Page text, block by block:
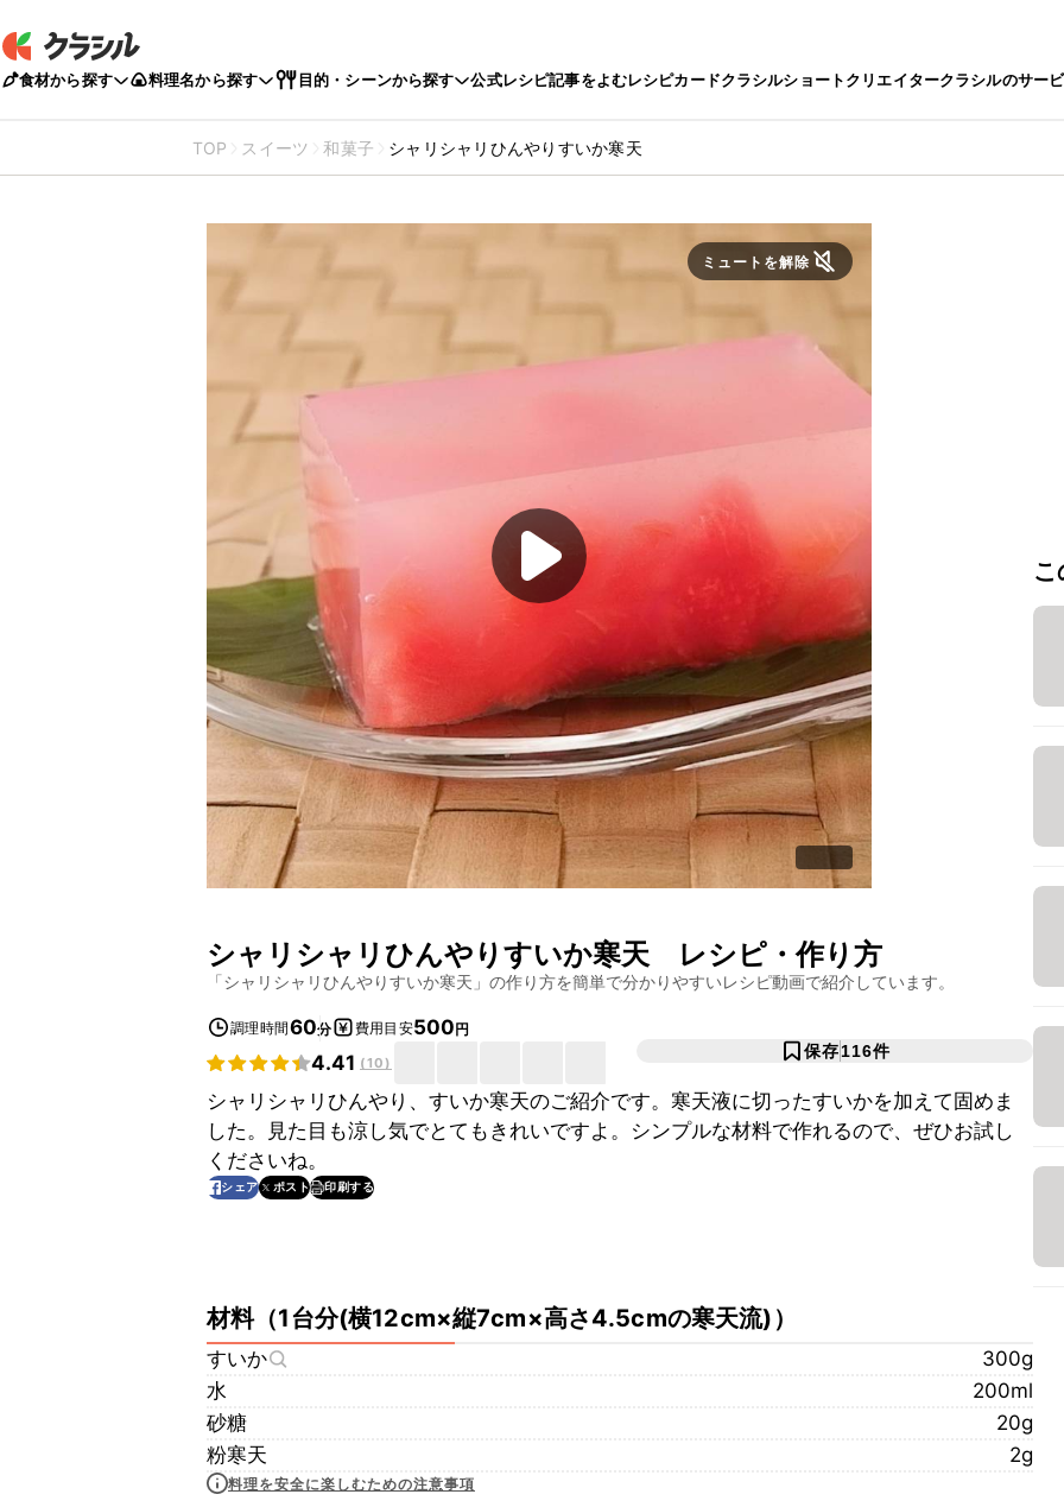
食材から探す 料理名から探す 目的・シーンから探す 公式レシピ記事をよむレシピカードクラシルショートクリエイタークラシルのサー
TOP スイーツ 和菓子 シャリシャリひんやりすいか寒天
ミュートを解除
シャリシャリひんやりすいか寒天 レシピ・作り方
「シャリシャリひんやりすいか寒天 」の作り方を簡単で分かりやすいレシピ動画で紹介しています。
調理時間60分 費用目安500円
4.41 (10)
保存116件
シャリシャリひんやり、すいか寒天のご紹介です。寒天液に切ったすいかを加えて固めま
した。見た目も涼し気でとてもきれいですよ。シンプルな材料で作れるので、ぜひお試し
くださいね。
シェア ポスト 印刷する
材料（1台分(横12cm×縦7cm×高さ4.5cmの寒天流) ）
すいか
300g
水
200ml
砂糖
20g
粉寒天
2g
料理を安全に楽しむための注意事項